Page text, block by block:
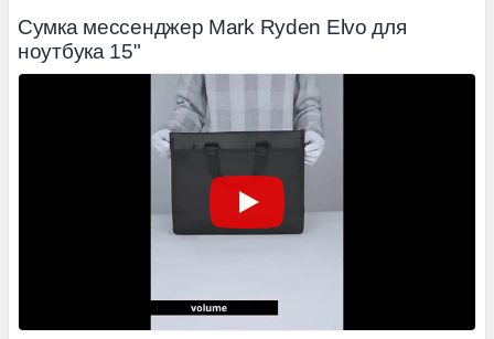
Сумка мессенджер Mark Ryden Elvo для
ноутбука 15"